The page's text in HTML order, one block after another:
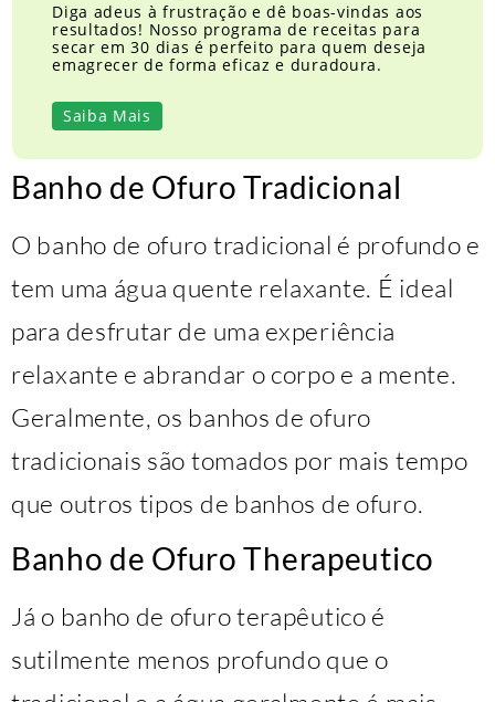
Diga adeus à frustração e dê boas-vindas aos
resultados! Nosso programa de receitas para
secar em 30 dias é perfeito para quem deseja
emagrecer de forma eficaz e duradoura.
Saiba Mais
Banho de Ofuro Tradicional
O banho de ofuro tradicional é profundo e
tem uma água quente relaxante. É ideal
para desfrutar de uma experiência
relaxante e abrandar o corpo e a mente.
Geralmente, os banhos de ofuro
tradicionais são tomados por mais tempo
que outros tipos de banhos de ofuro.
Banho de Ofuro Therapeutico
Já o banho de ofuro terapêutico é
sutilmente menos profundo que o